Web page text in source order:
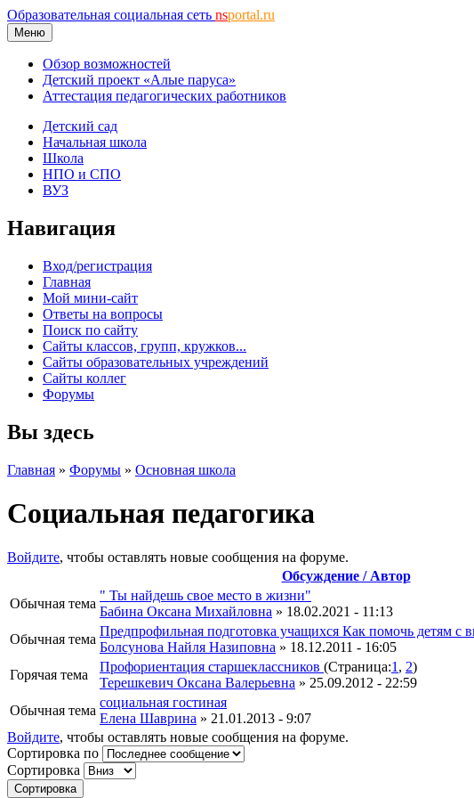
Образовательная социальная сеть nsportal.ru
Меню
Обзор возможностей
Детский проект «Алые паруса»
Аттестация педагогических работников
Детский сад
Начальная школа
Школа
НПО и СПО
ВУЗ
Навигация
Вход/регистрация
Главная
Мой мини-сайт
Ответы на вопросы
Поиск по сайту
Сайты классов, групп, кружков...
Сайты образовательных учреждений
Сайты коллег
Форумы
Вы здесь
Главная » Форумы » Основная школа
Социальная педагогика
Войдите, чтобы оставлять новые сообщения на форуме.
Обсуждение / Автор
Обычная тема
" Ты найдешь свое место в жизни"
Бабина Оксана Михайловна » 18.02.2021 - 11:13
Обычная тема
Предпрофильная подготовка учащихся Как помочь детям с
Болсунова Найля Назиповна » 18.12.2011 - 16:05
Горячая тема
Профориентация старшеклассников (Страница:1 , 2)
Терешкевич Оксана Валерьевна » 25.09.2012 - 22:59
Обычная тема
социальная гостиная
Елена Шаврина » 21.01.2013 - 9:07
Войдите, чтобы оставлять новые сообщения на форуме.
Сортировка по
Сортировка